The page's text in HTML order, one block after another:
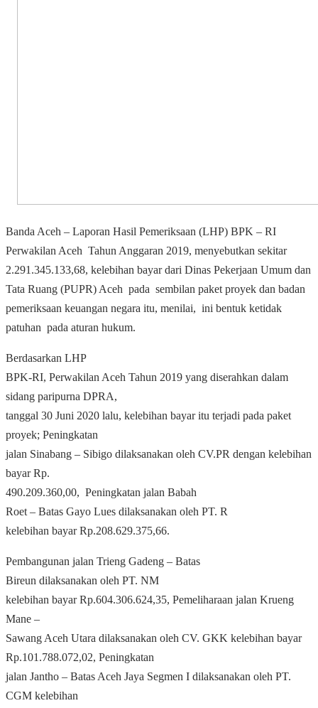
Banda Aceh – Laporan Hasil Pemeriksaan (LHP) BPK – RI
Perwakilan Aceh Tahun Anggaran 2019, menyebutkan sekitar
2.291.345.133,68, kelebihan bayar dari Dinas Pekerjaan Umum dan
Tata Ruang (PUPR) Aceh pada sembilan paket proyek dan badan
pemeriksaan keuangan negara itu, menilai, ini bentuk ketidak
patuhan pada aturan hukum.
Berdasarkan LHP
BPK-RI, Perwakilan Aceh Tahun 2019 yang diserahkan dalam
sidang paripurna DPRA,
tanggal 30 Juni 2020 lalu, kelebihan bayar itu terjadi pada paket
proyek; Peningkatan
jalan Sinabang – Sibigo dilaksanakan oleh CV.PR dengan kelebihan
bayar Rp.
490.209.360,00, Peningkatan jalan Babah
Roet – Batas Gayo Lues dilaksanakan oleh PT. R
kelebihan bayar Rp.208.629.375,66.
Pembangunan jalan Trieng Gadeng – Batas
Bireun dilaksanakan oleh PT. NM
kelebihan bayar Rp.604.306.624,35, Pemeliharaan jalan Krueng
Mane –
Sawang Aceh Utara dilaksanakan oleh CV. GKK kelebihan bayar
Rp.101.788.072,02, Peningkatan
jalan Jantho – Batas Aceh Jaya Segmen I dilaksanakan oleh PT.
CGM kelebihan